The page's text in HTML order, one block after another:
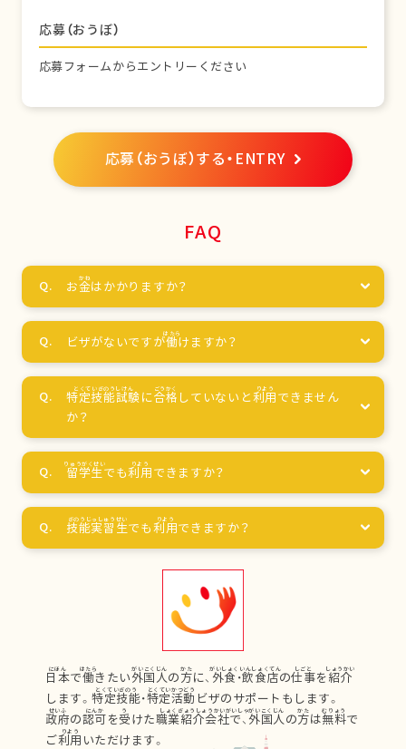
応募（おうぼ）
応募フォームからエントリーください
応募（おうぼ）する・ENTRY
FAQ
お金はかかりますか？
ビザがないですが働けますか？
特定技能試験に合格 していないと利用 できません
か？
留学生でも利用 できますか？
技能実習生でも利用できますか？
日本で働きたい外国人の方に、 外食 ・飲食店の仕事を紹介
します。特定技能・特定活動 ビザのサポートもします。
政府の認可を受けた職業紹介会社で、 外国人の方は無料で
ご利用 いただけます。